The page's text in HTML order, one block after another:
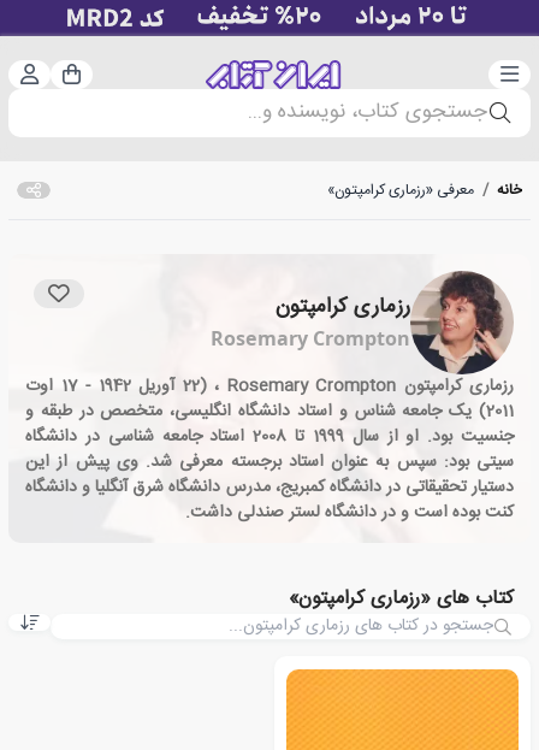
دسته‌بندی سبد
جستجوی کتاب، نویسنده و...
خانه / معرفی «رزماری کرامپتون»
رزماری کرامپتون
Rosemary Crompton
رزماری کرامپتون Rosemary Crompton ، (22 آوریل 1942 - 17 اوت
2011) یک جامعه شناس و استاد دانشگاه انگلیسی، متخصص در طبقه و
جنسیت بود. او از سال 1999 تا 2008 استاد جامعه شناسی در دانشگاه
سیتی بود: سپس به عنوان استاد برجسته معرفی شد. وی پیش از این
دستیار تحقیقاتی در دانشگاه کمبریج، مدرس دانشگاه شرق آنگلیا و دانشگاه
کنت بوده است و در دانشگاه لستر صندلی داشت.
کتاب های «رزماری کرامپتون»